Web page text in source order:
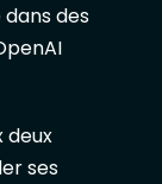
des
deux
ses